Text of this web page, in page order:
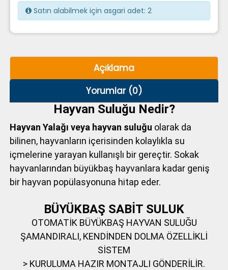
Satın alabilmek için asgari adet: 2
Açıklama
Yorumlar (0)
Hayvan Suluğu Nedir?
Hayvan Yalağı veya hayvan suluğu olarak da
bilinen, hayvanların içerisinden kolaylıkla su
içmelerine yarayan kullanışlı bir gereçtir. Sokak
hayvanlarından büyükbaş hayvanlara kadar geniş
bir hayvan popülasyonuna hitap eder.
BÜYÜKBAŞ SABİT SULUK
OTOMATİK BÜYÜKBAŞ HAYVAN SULUĞU
ŞAMANDIRALI, KENDİNDEN DOLMA ÖZELLİKLİ
SİSTEM
> KURULUMA HAZIR MONTAJLI GÖNDERİLİR.